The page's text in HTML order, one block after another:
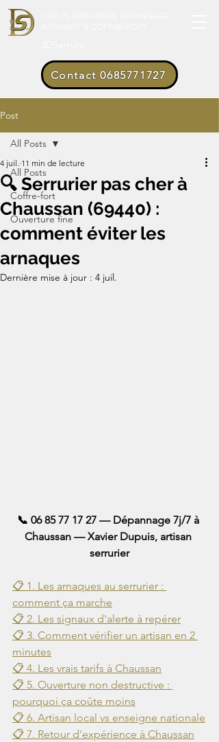
Contact 0685771727
Post
All Posts
Coffre-fort
Ouverture fine
All Posts
🔍 Serrurier pas cher à
Chaussan (69440) :
comment éviter les
arnaques
4 juil. 11 min de lecture
Dernière mise à jour : 4 juil.
📞 06 85 77 17 27 — Dépannage 7j/7 à
Chaussan — Xavier Dupuis, artisan
serrurier
📋 1. Les arnaques au serrurier :
comment ça marche
📋 2. Les signaux d'alerte à repérer
📋 3. Comment vérifier un artisan en 2
minutes
📋 4. Les vrais tarifs à Chaussan
📋 5. Ouverture non destructive :
pourquoi ça coûte moins
📋 6. Artisan local vs enseigne nationale
📋 7. Retour d'expérience à Chaussan